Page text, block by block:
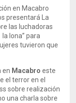
en Macabro
presentará La
las luchadoras
lona” para
tuvieron que
en Macabro este
el terror en el
sobre realización
una charla sobre